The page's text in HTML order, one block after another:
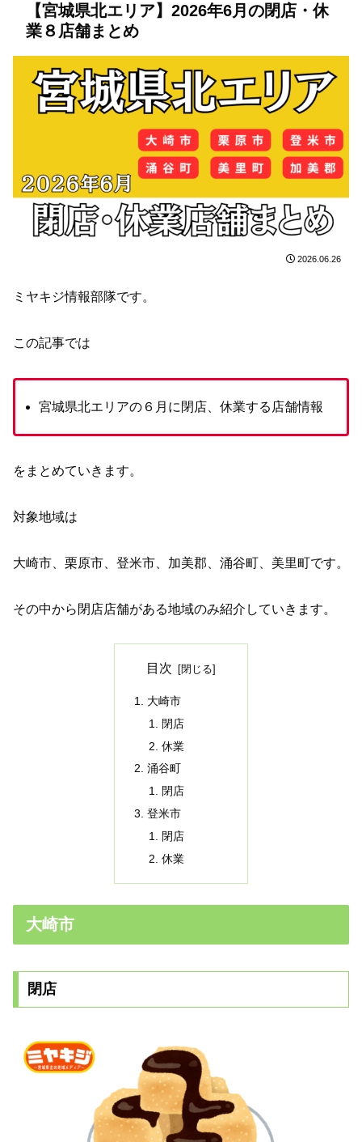
【宮城県北エリア】2026年6月の閉店・休
業８店舗まとめ
2026.06.26
ミヤキジ情報部隊です。
この記事では
宮城県北エリアの６月に閉店、休業する店舗情報
をまとめていきます。
対象地域は
大崎市、栗原市、登米市、加美郡、涌谷町、美里町です。
その中から閉店店舗がある地域のみ紹介していきます。
目次
大崎市
閉店
休業
涌谷町
閉店
登米市
閉店
休業
大崎市
閉店